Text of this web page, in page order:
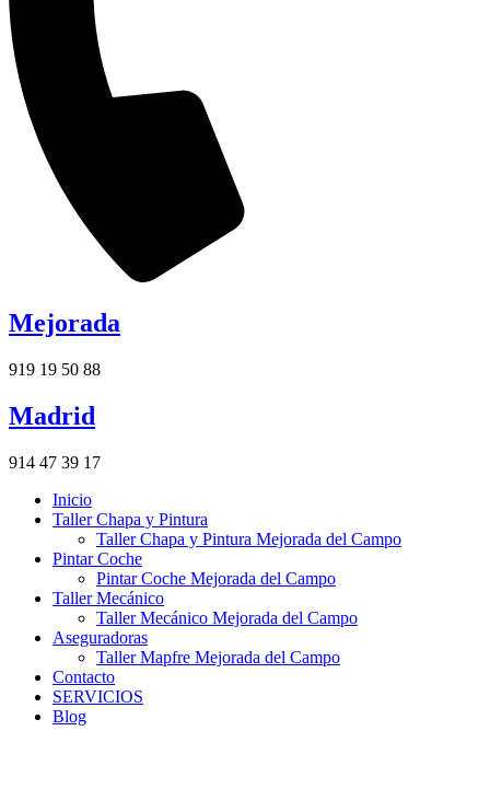
Mejorada
919 19 50 88
Madrid
914 47 39 17
Inicio
Taller Chapa y Pintura
Taller Chapa y Pintura Mejorada del Campo
Pintar Coche
Pintar Coche Mejorada del Campo
Taller Mecánico
Taller Mecánico Mejorada del Campo
Aseguradoras
Taller Mapfre Mejorada del Campo
Contacto
SERVICIOS
Blog